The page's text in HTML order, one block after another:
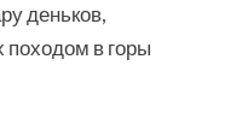
деньков,
в горы